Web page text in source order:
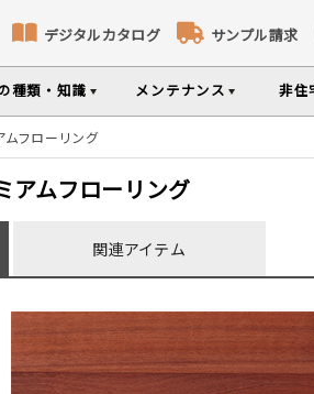
デジタルカタログ サンプル請求
無垢パネリング
選べる塗装
用語集
製品特徴から探す
種類・知識
コラム「見
専門スタッフが確かな情
世
メンテナンス
メンテナ
無垢材のプロである、マルホ
非住
ムフローリング
アムフローリング
関連アイテム